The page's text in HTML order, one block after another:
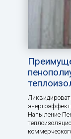
Напыление